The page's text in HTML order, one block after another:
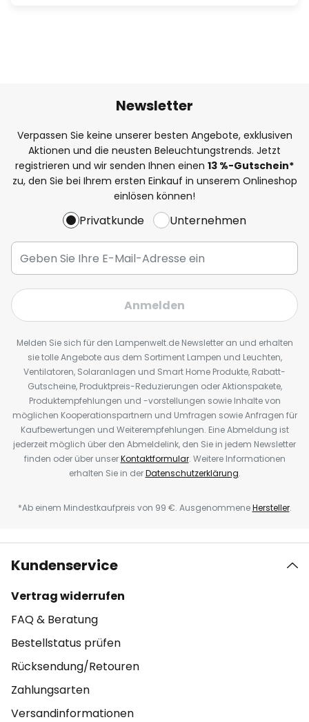
Newsletter
Verpassen Sie keine unserer besten Angebote, exklusiven
Aktionen und die neusten Beleuchtungstrends. Jetzt
registrieren und wir senden Ihnen einen 13 %-Gutschein*
zu, den Sie bei Ihrem ersten Einkauf in unserem Onlineshop
einlösen können!
Privatkunde Unternehmen
Anmelden
Melden Sie sich für den Lampenwelt.de Newsletter an und erhalten
sie tolle Angebote aus dem Sortiment Lampen und Leuchten,
Ventilatoren, Solaranlagen und Smart Home Produkte, Rabatt-
Gutscheine, Produktpreis-Reduzierungen oder Aktionspakete,
Produktempfehlungen und -vorstellungen sowie Inhalte von
möglichen Kooperationspartnern und Umfragen sowie Anfragen für
Kaufbewertungen und Weiterempfehlungen. Eine Abmeldung ist
jederzeit möglich über den Abmeldelink, den Sie in jedem Newsletter
finden oder über unserKontaktformular. Weitere Informationen
erhalten Sie in derDatenschutzerklärung.
*Ab einem Mindestkaufpreis von 99 €. AusgenommeneHersteller.
Kundenservice
Vertrag widerrufen
FAQ & Beratung
Bestellstatus prüfen
Rücksendung/Retouren
Zahlungsarten
Versandinformationen